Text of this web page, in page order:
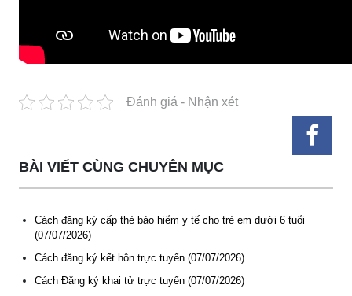
Đánh giá - Nhận xét
BÀI VIẾT CÙNG CHUYÊN MỤC
Cách đăng ký cấp thẻ bảo hiểm y tế cho trẻ em dưới 6 tuổi
(07/07/2026)
Cách đăng ký kết hôn trực tuyến (07/07/2026)
Cách Đăng ký khai tử trực tuyến (07/07/2026)
Thông báo các khóa đào tạo năm học 2026-2027
(04-08-2026)